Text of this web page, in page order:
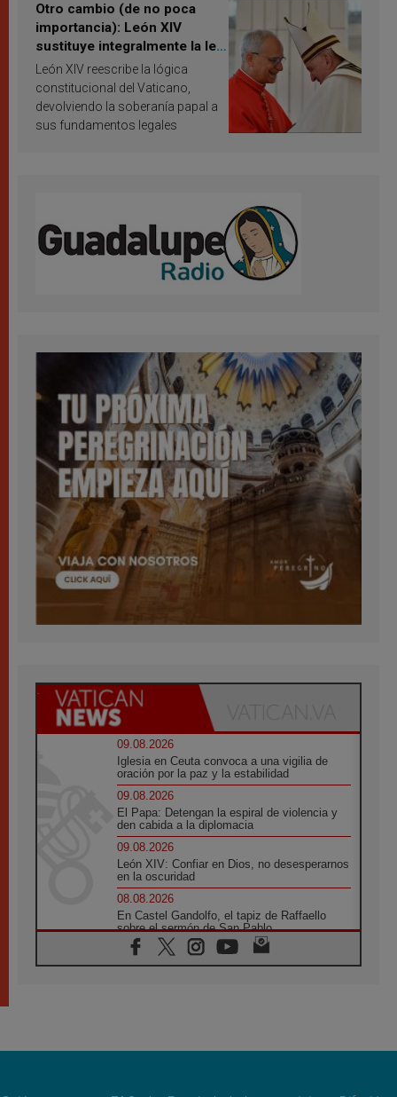
Otro cambio (de no poca
importancia): León XIV
sustituye integralmente la ley
vaticana de Papa Francisco
León XIV reescribe la lógica
constitucional del Vaticano,
devolviendo la soberanía papal a
sus fundamentos legales
09.08.2026
Iglesia en Ceuta convoca a una vigilia de
oración por la paz y la estabilidad
09.08.2026
El Papa: Detengan la espiral de violencia y
den cabida a la diplomacia
09.08.2026
León XIV: Confiar en Dios, no desesperarnos
en la oscuridad
08.08.2026
En Castel Gandolfo, el tapiz de Raffaello
sobre el sermón de San Pablo
08.08.2026
En Colombia, «la paz no se compra con una
08.08.2026